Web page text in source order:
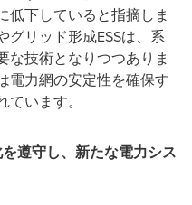
低下していると指摘しま
グリッド形成ESSは、系
な技術となりつつありま
電力網の安定性を確保す
います。
遵守し、新たな電力シス